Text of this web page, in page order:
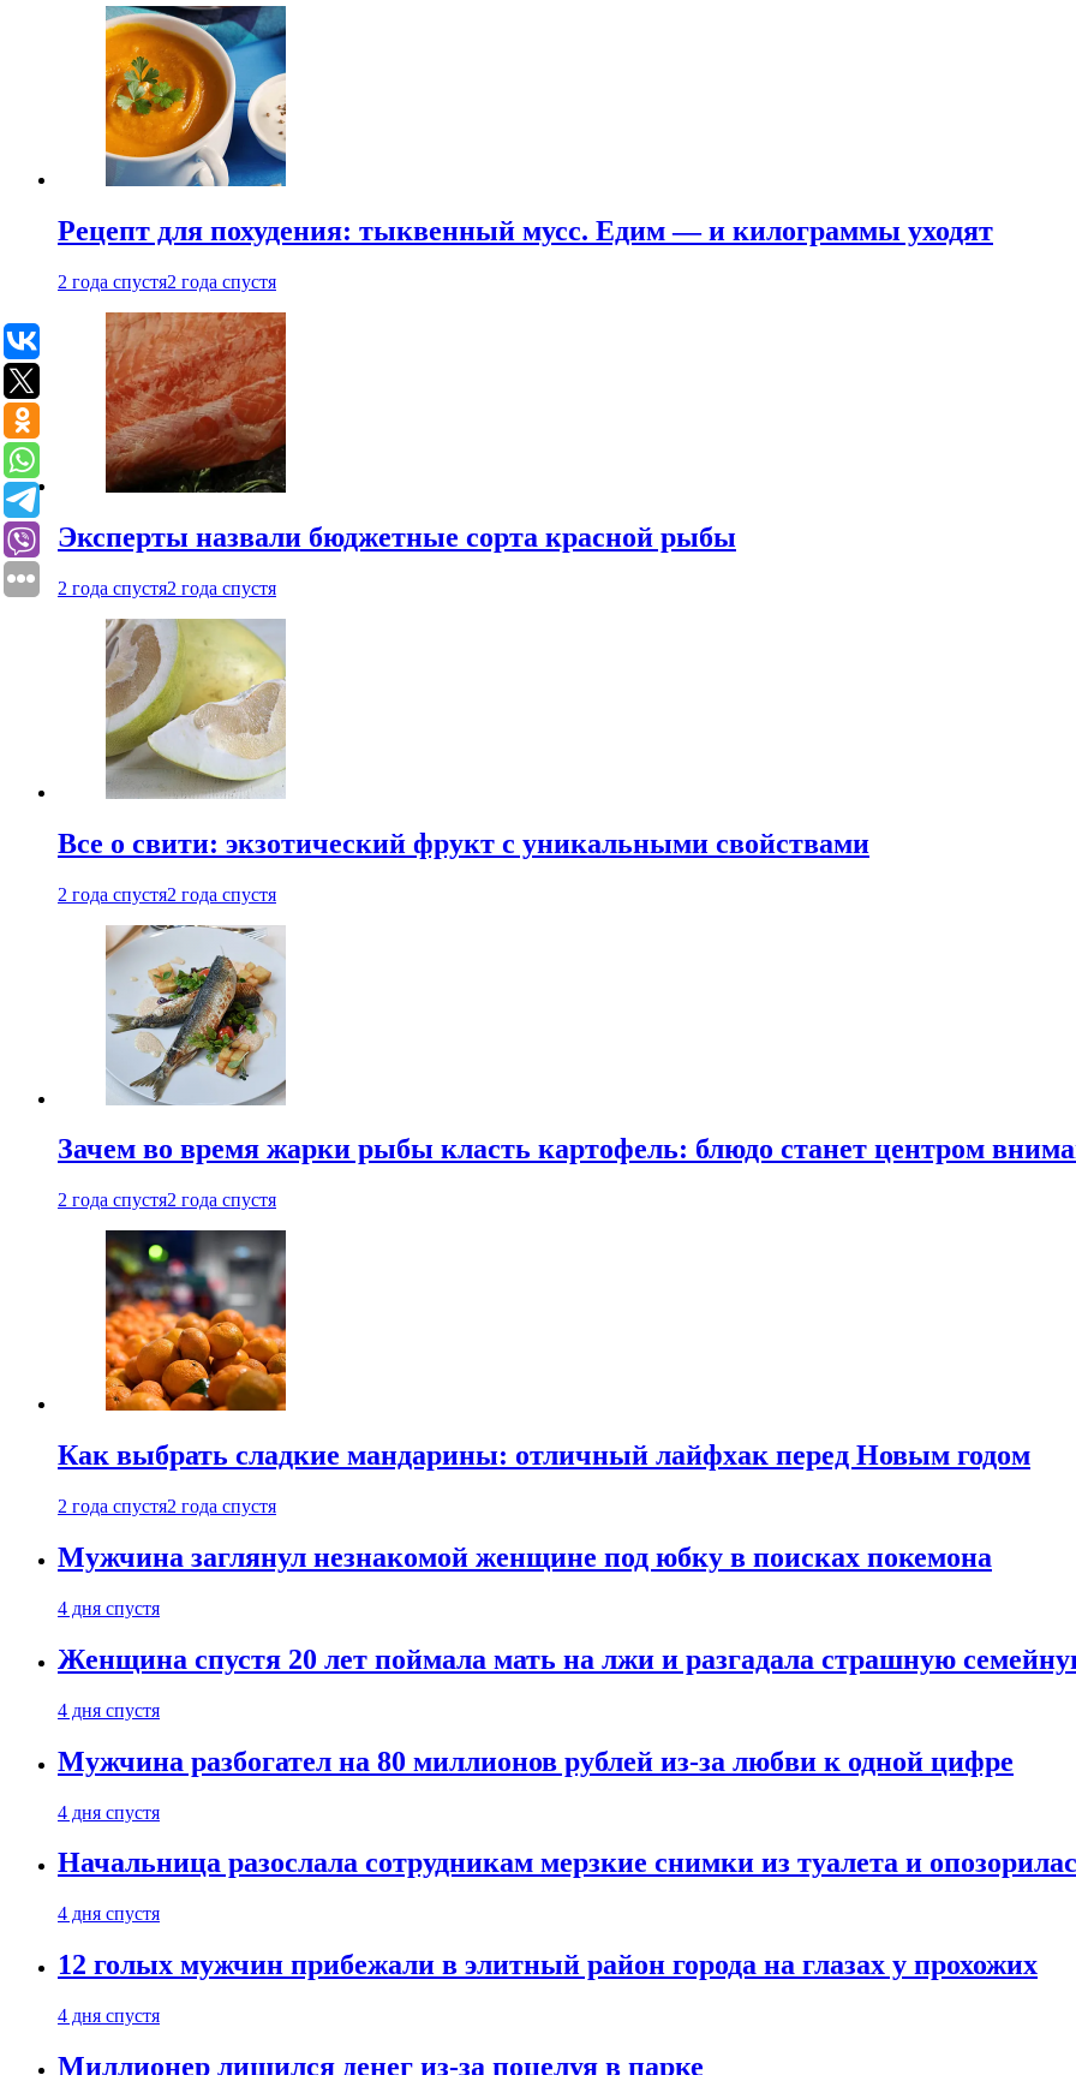
Рецепт для похудения: тыквенный мусс. Едим — и килограммы уходят
2 года спустя2 года спустя
Эксперты назвали бюджетные сорта красной рыбы
2 года спустя2 года спустя
Все о свити: экзотический фрукт с уникальными свойствами
2 года спустя2 года спустя
Зачем во время жарки рыбы класть картофель: блюдо станет центром
2 года спустя2 года спустя
Как выбрать сладкие мандарины: отличный лайфхак перед Новым годом
2 года спустя2 года спустя
Мужчина заглянул незнакомой женщине под юбку в поисках покемона
4 дня спустя
Женщина спустя 20 лет поймала мать на лжи и разгадала страшную
4 дня спустя
Мужчина разбогател на 80 миллионов рублей из-за любви к одной цифре
4 дня спустя
Начальница разослала сотрудникам мерзкие снимки из туалета и
4 дня спустя
12 голых мужчин прибежали в элитный район города на глазах у прохожих
4 дня спустя
Миллионер лишился денег из-за поцелуя в парке